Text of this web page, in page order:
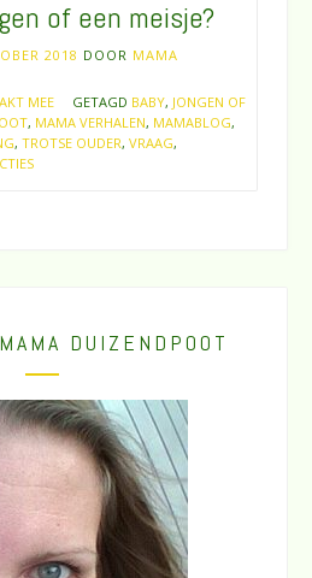
of een meisje?
2018 DOOR MAMA
MEE GETAGD BABY, JONGEN OF
, MAMA VERHALEN, MAMABLOG,
, TROTSE OUDER, VRAAG,
DUIZENDPOOT